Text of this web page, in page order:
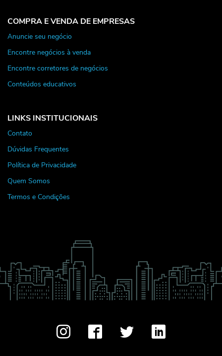
COMPRA E VENDA DE EMPRESAS
Anuncie seu negócio
Encontre negócios à venda
Encontre corretores de negócios
Conteúdos educativos
LINKS INSTITUCIONAIS
Contato
Dúvidas Frequentes
Política de Privacidade
Quem Somos
Termos e Condições